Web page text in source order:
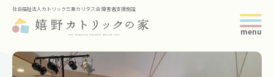
社会福祉法人カトリック三重カリタス会 障害者支援施設